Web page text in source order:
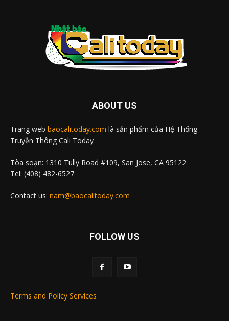
ABOUT US
Trang web baocalitoday.com là sản phẩm của Hệ Thống
Truyền Thông Cali Today
Tòa soạn: 1310 Tully Road #109, San Jose, CA 95122
Tel: (408) 482-6527
Contact us: nam@baocalitoday.com
FOLLOW US
Terms and Policy Services